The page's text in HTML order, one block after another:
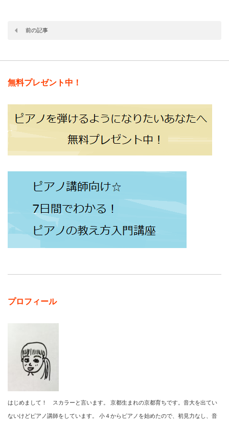
前の記事
無料プレゼント中！
プロフィール
はじめまして！ スカラーと言います。 京都生まれの京都育ちです。音大を出てい
ないけどピアノ講師をしています。 小４からピアノを始めたので、初見力なし、音